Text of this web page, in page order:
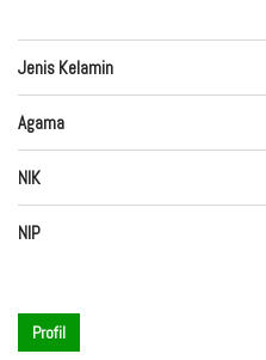
Jenis Kelamin
Agama
NIK
NIP
Profil